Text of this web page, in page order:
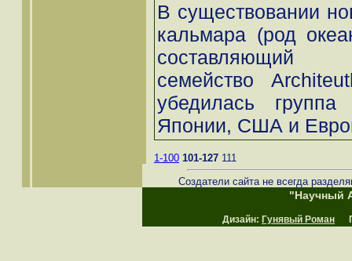
В существовании
кальмара (род
составляющий
семейство
убедилась группа
Японии, США и
1-100 101-127 111
Создатели сайта не всегда
"Научный
Дизайн: Гунявый Роман